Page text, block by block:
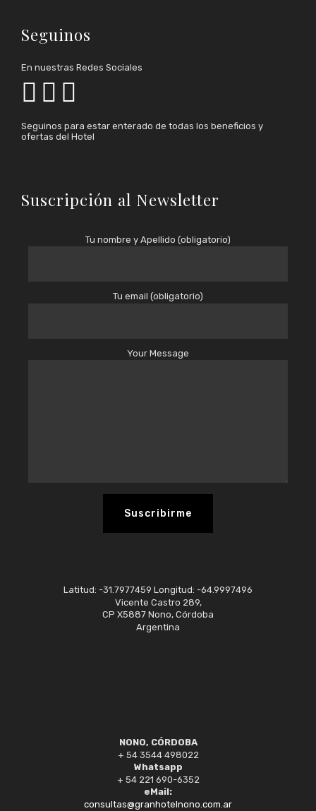
Seguinos
En nuestras Redes Sociales
  
Seguinos para estar enterado de todas los beneficios y
ofertas del Hotel
Suscripción al Newsletter
Tu nombre y Apellido (obligatorio)
Tu email (obligatorio)
Your Message
Latitud: -31.7977459 Longitud: -64.9997496
Vicente Castro 289,
CP X5887 Nono, Córdoba
Argentina
NONO, CÓRDOBA
+ 54 3544 498022
Whatsapp
+ 54 221 690-6352
eMail:
consultas@granhotelnono.com.ar